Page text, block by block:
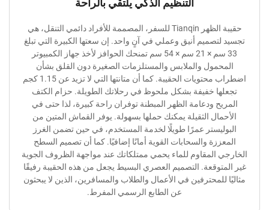
التنظيم الذكي يلتقي بالراحة
حقيبة الظهر Tianqin للسفر، المصممة للأفراد دائمي التنقل، هي
أنيق وعملي في آنٍ واحد. إن سعتها الكبيرة التي تبلغ
33 سم × 21 سم × 54 سم تمنحك الحوافز لأخذ جهاز الكمبيوتر
والملابس والمستلزمات الصغيرة دون القلق بشأن
اضطراب محتويات الحقيبة. كما أن متانتها التي لا تزيد عن 1.15 كجم
خفيفة بشكل ملحوظ في رحلاتك الطويلة. حزام الكتف
ودعامة الظهر المبطنة توفران راحة كبيرة، لذا حتى في
الثقيلة يمكنك حملها بسهولة. يوفر القماش المتين من
عمرًا طويلًا لخدمة المستخدم، في حين تضمن الغرز
والسحابات القوية أمانًا إضافيًا. كما أن تصميم السطح
المقاوم للماء يحمي ممتلكاتك عند مواجهة الظروف الجوية
التصميم العصري البسيط يجعل من هذه الحقيبة رفيقًا
في الأعمال والطلاب والمسافرين، الذين لا يبحثون
عن الطابع الرسمي المفرط.